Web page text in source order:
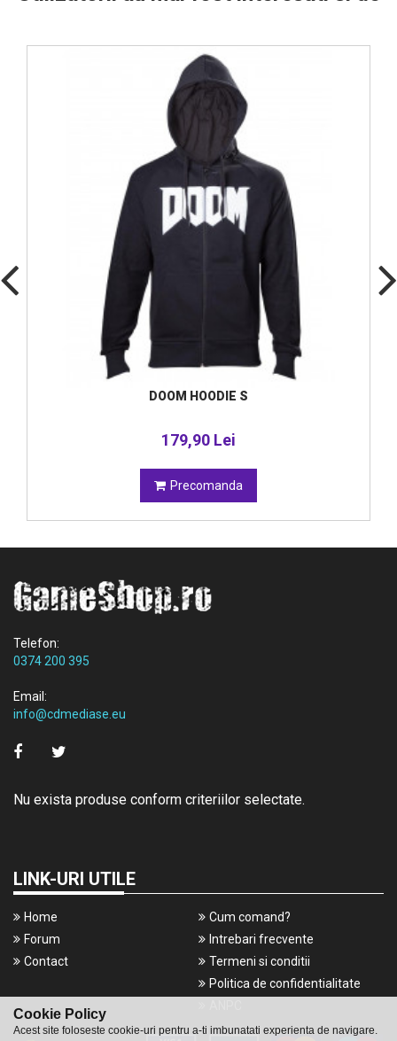
Cookie Policy
Acest site foloseste cookie-uri pentru a-ti imbunatati experienta de navigare.
DOOM HOODIE S
179,90 Lei
Precomanda
Telefon:
0374 200 395
Email:
info@cdmediase.eu
Nu exista produse conform criteriilor selectate.
LINK-URI UTILE
Home
Forum
Contact
Cum comand?
Intrebari frecvente
Termeni si conditii
Politica de confidentialitate